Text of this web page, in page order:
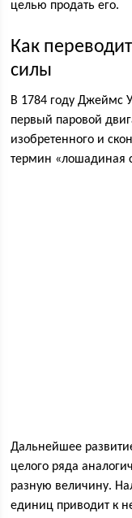
целью продать его.
Как
силы
В 1784 году Джеймс
первый паровой
изобретенного и
термин «лошадиная
Дальнейшее
целого ряда
разную величину.
единиц приводит к